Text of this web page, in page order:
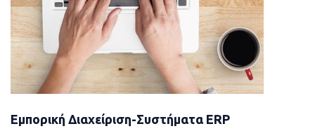
Εμπορική Διαχείριση-Συστήματα ERP